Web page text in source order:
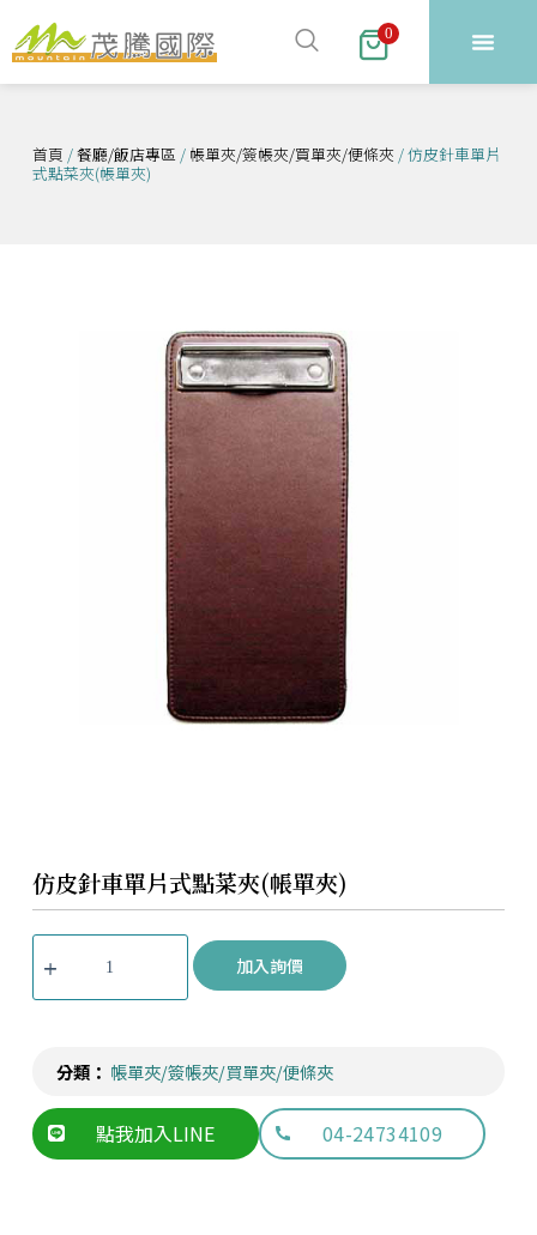
跳
至
主
內
容
0
首頁 /餐廳/飯店專區 / 帳單夾/簽帳夾/買單夾/便條夾 / 仿皮針車單片
式點菜夾(帳單夾)
仿皮針車單片式點菜夾(帳單夾)
加入詢價
分類： 帳單夾/簽帳夾/買單夾/便條夾
點我加入LINE 04-24734109